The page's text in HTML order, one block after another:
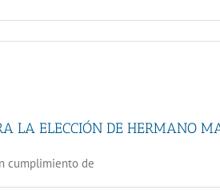
LA ELECCIÓN DE HERMANO
cumplimiento de